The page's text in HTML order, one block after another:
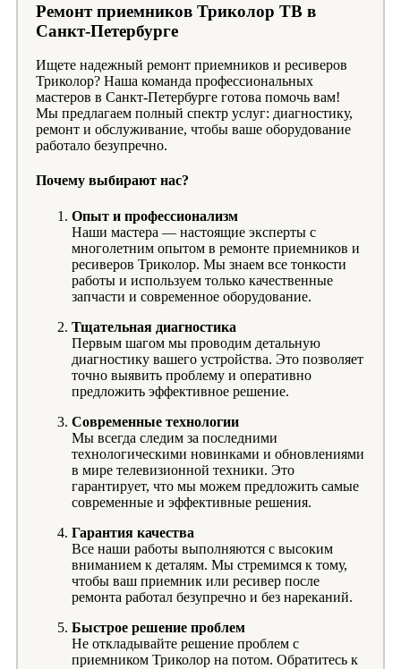
Ремонт приемников Триколор ТВ в
Санкт-Петербурге
Ищете надежный ремонт приемников и ресиверов
Триколор? Наша команда профессиональных
мастеров в Санкт-Петербурге готова помочь вам!
Мы предлагаем полный спектр услуг: диагностику,
ремонт и обслуживание, чтобы ваше оборудование
работало безупречно.
Почему выбирают нас?
Опыт и профессионализм
Наши мастера — настоящие эксперты с
многолетним опытом в ремонте приемников и
ресиверов Триколор. Мы знаем все тонкости
работы и используем только качественные
запчасти и современное оборудование.
Тщательная диагностика
Первым шагом мы проводим детальную
диагностику вашего устройства. Это позволяет
точно выявить проблему и оперативно
предложить эффективное решение.
Современные технологии
Мы всегда следим за последними
технологическими новинками и обновлениями
в мире телевизионной техники. Это
гарантирует, что мы можем предложить самые
современные и эффективные решения.
Гарантия качества
Все наши работы выполняются с высоким
вниманием к деталям. Мы стремимся к тому,
чтобы ваш приемник или ресивер после
ремонта работал безупречно и без нареканий.
Быстрое решение проблем
Не откладывайте решение проблем с
приемником Триколор на потом. Обратитесь к